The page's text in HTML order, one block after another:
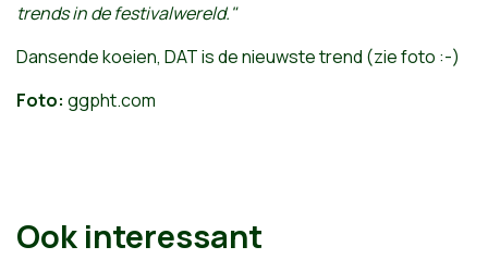
trends in de festivalwereld."
Dansende koeien, DAT is de nieuwste trend (zie foto :-)
Foto: ggpht.com
Ook interessant